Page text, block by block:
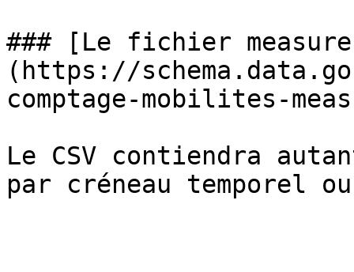
### [Le fichier
(https://
comptage-mobilites-
Le CSV contiendra